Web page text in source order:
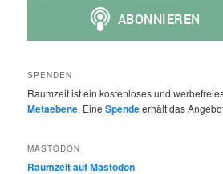
SPENDEN
Raumzeit ist ein kostenloses und
Metaebene. EineSpendeerhält das
MASTODON
Raumzeit auf Mastodon